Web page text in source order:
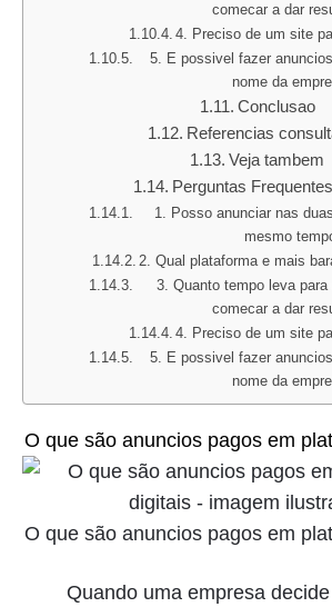
comecar a dar
4. Preciso de um site
5. E possivel fazer
nome da
Conclusao
Referencias
Veja tambem
Perguntas
1. Posso anunciar nas
mesmo
2. Qual plataforma e mais
3. Quanto tempo leva
comecar a dar
4. Preciso de um site
5. E possivel fazer
nome da
O que são anuncios pagos em
O que são anuncios pagos em
Quando uma empresa